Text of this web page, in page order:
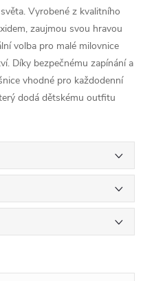
Vyrobené z kvalitního
zaujmou svou hravou
volba pro malé milovnice
Díky bezpečnému zapínání a
vhodné pro každodenní
dodá dětskému outfitu